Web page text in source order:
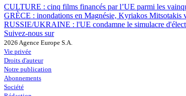
CULTURE : cinq films financés par l’UE parmi les
GRÈCE : inondations en Magnésie, Kyriakos Mitsotakis
RUSSIE/UKRAINE : l'UE condamne le simulacre
Suivez-nous sur
2026 Agence Europe S.A.
Vie privée
Droits d'auteur
Notre publication
Abonnements
Société